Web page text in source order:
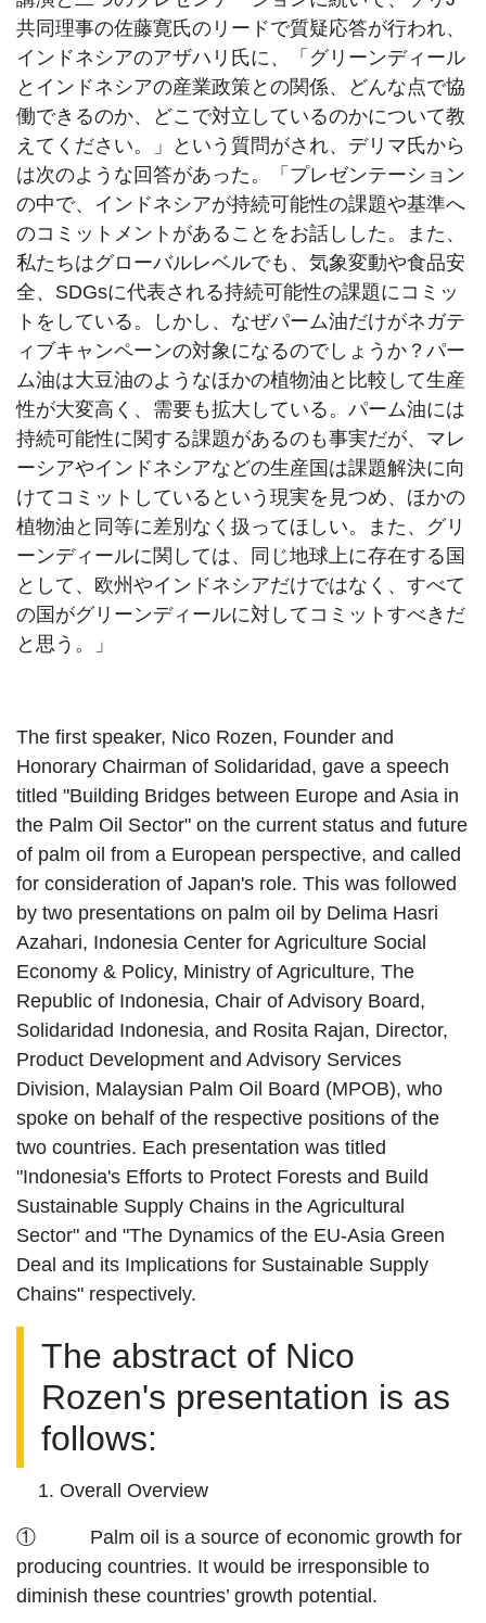
共同理事の佐藤寛氏のリードで質疑応答が行われ、
インドネシアのアザハリ氏に、「グリーンディール
とインドネシアの産業政策との関係、どんな点で協
働できるのか、どこで対立しているのかについて教
えてください。」という質問がされ、デリマ氏から
は次のような回答があった。「プレゼンテーション
の中で、インドネシアが持続可能性の課題や基準へ
のコミットメントがあることをお話しした。また、
私たちはグローバルレベルでも、気象変動や食品安
全、SDGsに代表される持続可能性の課題にコミッ
トをしている。しかし、なぜパーム油だけがネガテ
ィブキャンペーンの対象になるのでしょうか？パー
ム油は大豆油のようなほかの植物油と比較して生産
性が大変高く、需要も拡大している。パーム油には
持続可能性に関する課題があるのも事実だが、マレ
ーシアやインドネシアなどの生産国は課題解決に向
けてコミットしているという現実を見つめ、ほかの
植物油と同等に差別なく扱ってほしい。また、グリ
ーンディールに関しては、同じ地球上に存在する国
として、欧州やインドネシアだけではなく、すべて
の国がグリーンディールに対してコミットすべきだ
と思う。」
The first speaker, Nico Rozen, Founder and
Honorary Chairman of Solidaridad, gave a speech
titled "Building Bridges between Europe and Asia in
the Palm Oil Sector" on the current status and future
of palm oil from a European perspective, and called
for consideration of Japan's role. This was followed
by two presentations on palm oil by Delima Hasri
Azahari, Indonesia Center for Agriculture Social
Economy & Policy, Ministry of Agriculture, The
Republic of Indonesia, Chair of Advisory Board,
Solidaridad Indonesia, and Rosita Rajan, Director,
Product Development and Advisory Services
Division, Malaysian Palm Oil Board (MPOB), who
spoke on behalf of the respective positions of the
two countries. Each presentation was titled
"Indonesia's Efforts to Protect Forests and Build
Sustainable Supply Chains in the Agricultural
Sector" and "The Dynamics of the EU-Asia Green
Deal and its Implications for Sustainable Supply
Chains" respectively.
The abstract of Nico
Rozen's presentation is as
follows:
Overall Overview
① Palm oil is a source of economic growth for
producing countries. It would be irresponsible to
diminish these countries’ growth potential.